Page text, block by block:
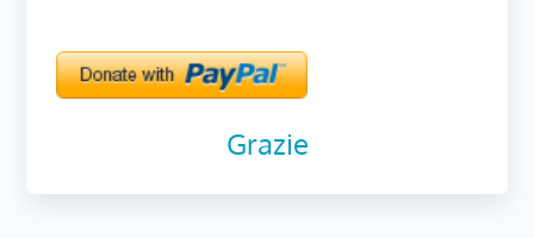
Grazie